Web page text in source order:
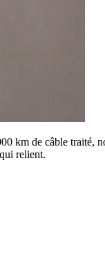
km de câble traité,
relient.